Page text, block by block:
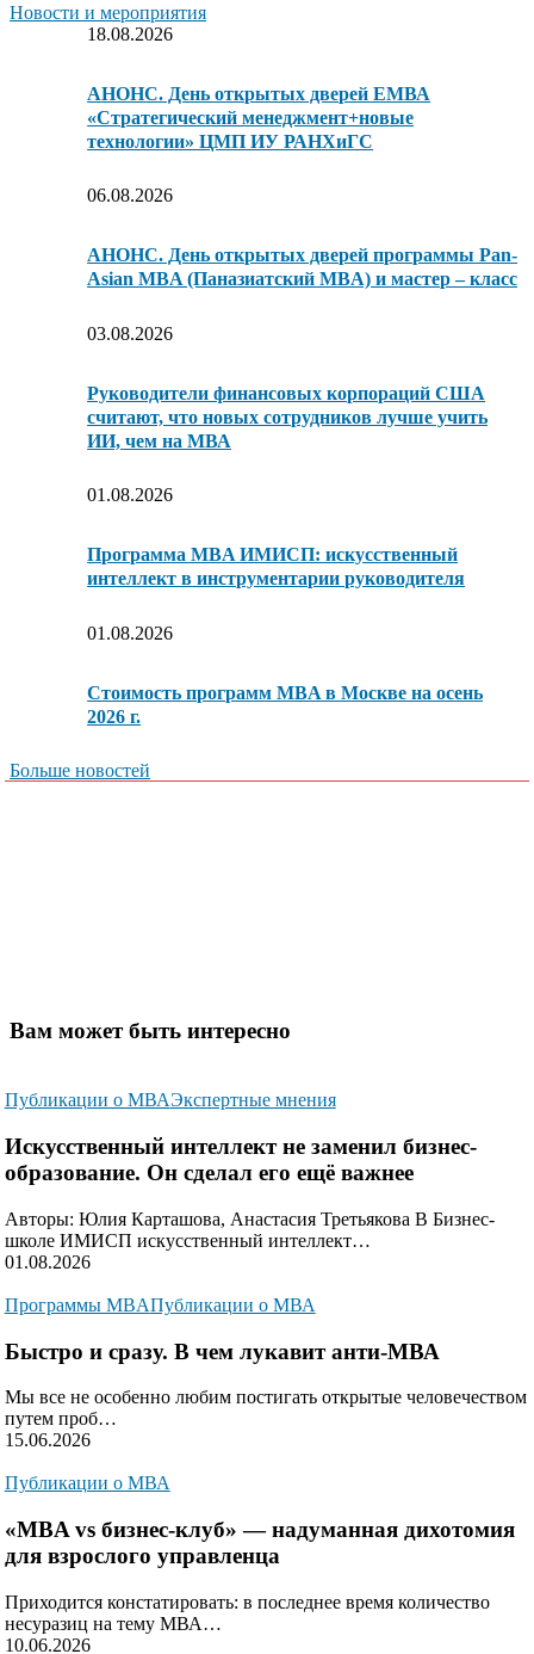
Новости и мероприятия
18.08.2026
АНОНС. День открытых дверей ЕМВА
«Стратегический менеджмент+новые
технологии» ЦМП ИУ РАНХиГС
06.08.2026
АНОНС. День открытых дверей программы Pan-
Asian MBA (Паназиатский MBA) и мастер – класс
03.08.2026
Руководители финансовых корпораций США
считают, что новых сотрудников лучше учить
ИИ, чем на МВА
01.08.2026
Программа MBA ИМИСП: искусственный
интеллект в инструментарии руководителя
01.08.2026
Стоимость программ MBA в Москве на осень
2026 г.
Больше новостей
Вам может быть интересно
Публикации о МВАЭкспертные мнения
Искусственный интеллект не заменил бизнес-
образование. Он сделал его ещё важнее
Авторы: Юлия Карташова, Анастасия Третьякова В Бизнес-
школе ИМИСП искусственный интеллект…
01.08.2026
Программы MBAПубликации о МВА
Быстро и сразу. В чем лукавит анти-МВА
Мы все не особенно любим постигать открытые человечеством
путем проб…
15.06.2026
Публикации о МВА
«MBA vs бизнес-клуб» — надуманная дихотомия
для взрослого управленца
Приходится констатировать: в последнее время количество
несуразиц на тему МВА…
10.06.2026